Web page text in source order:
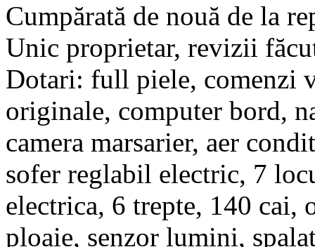
Cumpărată de nouă de la
Unic proprietar, revizii
Dotari: full piele, comenzi
originale, computer bord,
camera marsarier, aer
sofer reglabil electric, 7
electrica, 6 trepte, 140 cai,
ploaie, senzor lumini,